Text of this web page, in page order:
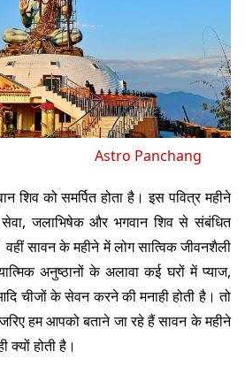
Astro Panchang
शिव को समर्पित होता है। इस पवित्र महीने
जलाभिषेक और भगवान शिव से संबंधित
सावन के महीने में लोग सात्विक जीवनशैली
अनुष्ठानों के अलावा कई घरों में प्याज,
चीजों के सेवन करने की मनाही होती है। तो
हम आपको बताने जा रहे हैं सावन के महीने
क्यों होती है।